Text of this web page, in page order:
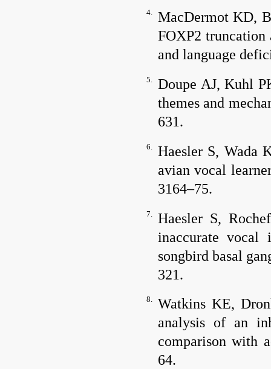
4.
MacDermot KD,
FOXP2 truncation
and language
5.
Doupe AJ, Kuhl
themes and
631.
6.
Haesler S, Wada
avian vocal
3164–75.
7.
Haesler S,
inaccurate
songbird basal
321.
8.
Watkins KE,
analysis of an
comparison with
64.